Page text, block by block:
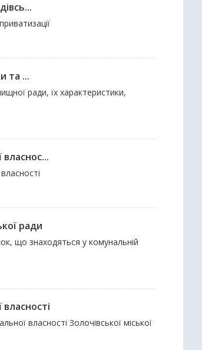
та ...
ради, їх характеристики,
ради
що знаходяться у комунальній
власності Золочівської міської